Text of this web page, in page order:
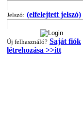
Jelszó: (elfelejtett jelszó)
Új felhasználó? Saját fiók
létrehozása >>itt